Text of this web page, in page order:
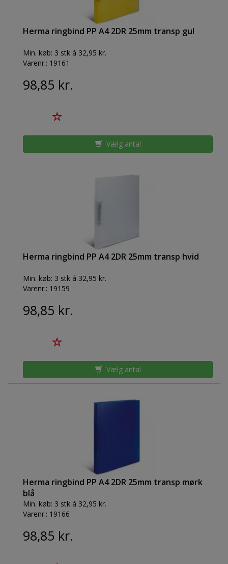
Herma ringbind PP A4 2DR 25mm transp gul
Min. køb: 3 stk á 32,95 kr.
Varenr.: 19161
98,85 kr.
Vælg antal
Herma ringbind PP A4 2DR 25mm transp hvid
Min. køb: 3 stk á 32,95 kr.
Varenr.: 19159
98,85 kr.
Vælg antal
Herma ringbind PP A4 2DR 25mm transp mørk
blå
Min. køb: 3 stk á 32,95 kr.
Varenr.: 19166
98,85 kr.